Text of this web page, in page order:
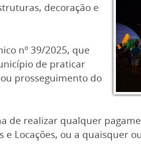
decoração e
nº 39/2025, que
de praticar
prosseguimento do
de realizar qualquer
e Locações, ou a quaisquer